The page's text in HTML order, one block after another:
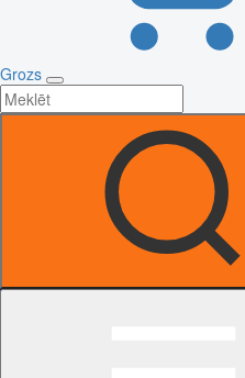
Grozs